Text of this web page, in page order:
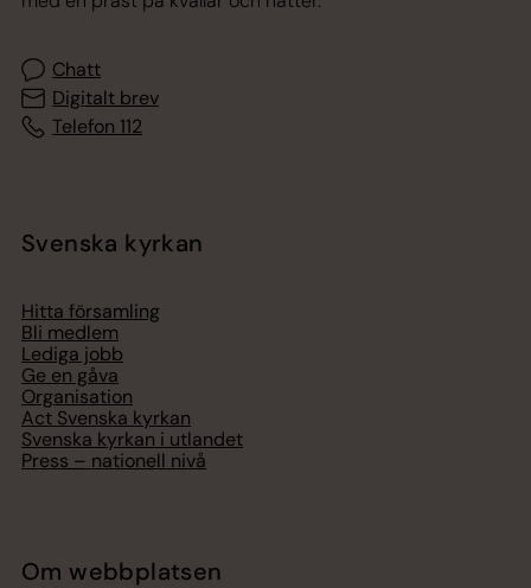
Chatt
Digitalt brev
Telefon 112
Svenska kyrkan
Hitta församling
Bli medlem
Lediga jobb
Ge en gåva
Organisation
Act Svenska kyrkan
Svenska kyrkan i utlandet
Press – nationell nivå
Om webbplatsen